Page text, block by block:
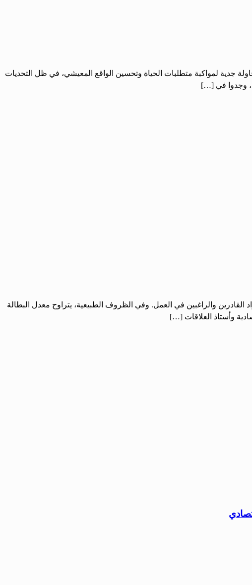
جدية لمواكبة متطلبات الحياة وتحسين الواقع المعيشي، في ظل التحديات
وجدوا في […]
القادرين والراغبين في العمل. وفي الظروف الطبيعية، يتراوح معدل البطالة